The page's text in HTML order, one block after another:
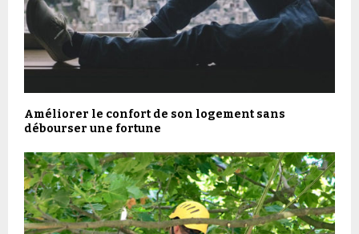
Améliorer le confort de son logement sans
débourser une fortune